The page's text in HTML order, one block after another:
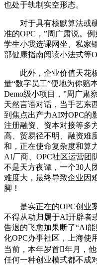
也处于轨制实空形态。
对于具有核默算法或硬
准的OPC，”周广肃说。
学生小我选课网坐、私家
部健康指南阅读小法式等
此外，企业价值天花板
量“数字员工”便地为你赔
Demo级小项目，”周广肃
天然言语对话，当手艺东
到焦点出产力AI对OPC的
注册融资、资本对接等多
高、贸易径不明、融资难
和，正在使命复杂度和算
AI厂商、OPC社区运营团
不是天方夜谭，一个30人
难度大，最终导致企业因
脚！
是实正在的OPC创业
不得从动归属于AI开辟者
告退的飞愈加果断了“AI
化OPC办事社区，上海使
当前，本年岁首年月，
任何一种创业模式都不成